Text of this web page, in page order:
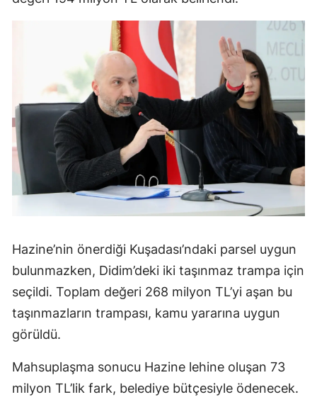
Hazine’nin önerdiği Kuşadası’ndaki parsel uygun
bulunmazken, Didim’deki iki taşınmaz trampa için
seçildi. Toplam değeri 268 milyon TL’yi aşan bu
taşınmazların trampası, kamu yararına uygun
görüldü.
Mahsuplaşma sonucu Hazine lehine oluşan 73
milyon TL’lik fark, belediye bütçesiyle ödenecek.